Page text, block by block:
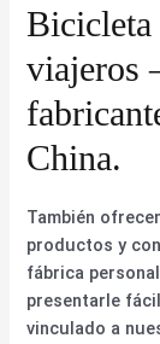
Bicicleta
viajeros
China.
También
productos y
fábrica
presentarle
vinculado a